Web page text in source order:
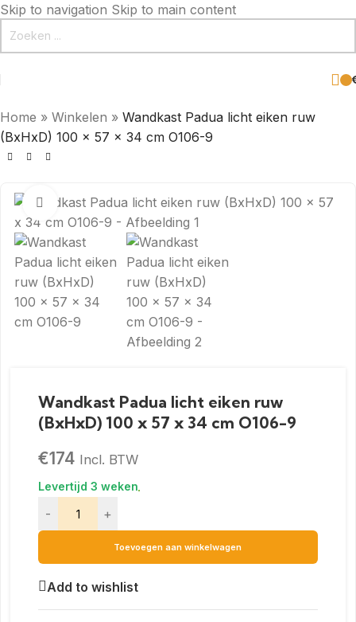
Skip to navigation Skip to main content
Home » Winkelen » Wandkast Padua licht eiken ruw
(BxHxD) 100 x 57 x 34 cm O106-9
Click to enlarge
Wandkast Padua licht eiken ruw
(BxHxD) 100 x 57 x 34 cm O106-9
€174 Incl. BTW
- +
Toevoegen aan winkelwagen
Add to wishlist